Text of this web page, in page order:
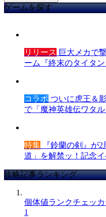
ゲームを探す
リリース 巨大メカで
ーム『終末のタイタ
コラボ ついに虎王＆
で「魔神英雄伝ワタ
特集 『鈴蘭の剣』が
道」を解禁ッ！記念
攻略記事ランキング
個体値ランクチェッカ
1